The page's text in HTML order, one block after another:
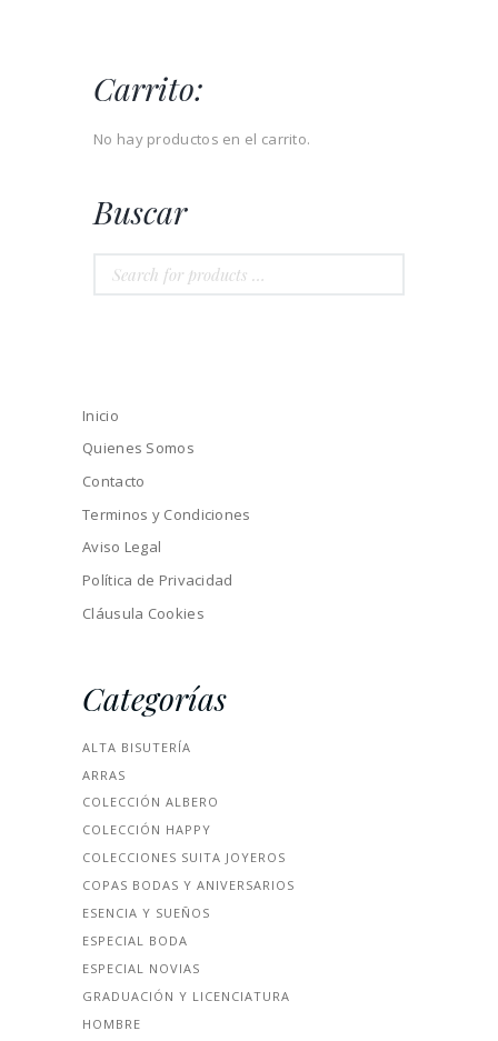
Carrito:
No hay productos en el carrito.
Buscar
Inicio
Quienes Somos
Contacto
Terminos y Condiciones
Aviso Legal
Política de Privacidad
Cláusula Cookies
Categorías
ALTA BISUTERÍA
ARRAS
COLECCIÓN ALBERO
COLECCIÓN HAPPY
COLECCIONES SUITA JOYEROS
COPAS BODAS Y ANIVERSARIOS
ESENCIA Y SUEÑOS
ESPECIAL BODA
ESPECIAL NOVIAS
GRADUACIÓN Y LICENCIATURA
HOMBRE